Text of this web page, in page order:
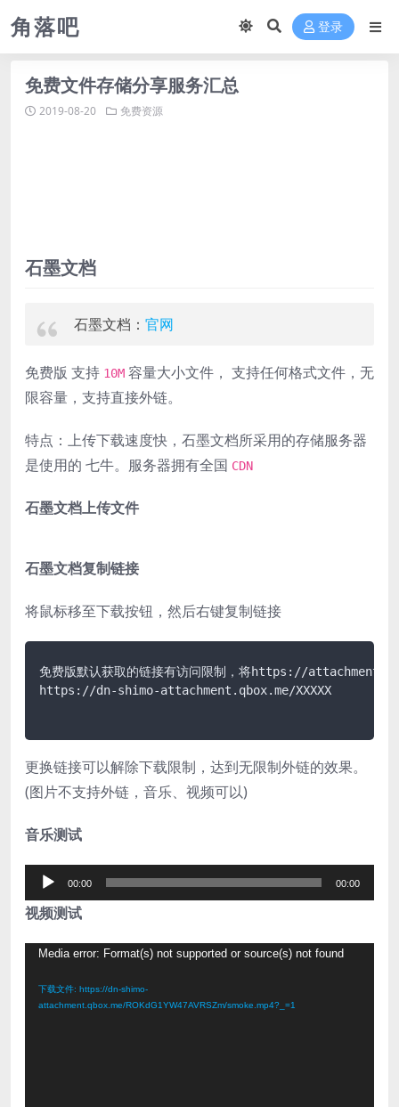
角落吧 登录
免费文件存储分享服务汇总
2019-08-20 免费资源
石墨文档
石墨文档： 官网
免费版 支持 10M 容量大小文件， 支持任何格式文件，无
限容量，支持直接外链。
特点：上传下载速度快，石墨文档所采用的存储服务器
是使用的 七牛。服务器拥有全国 CDN
石墨文档上传文件
石墨文档复制链接
将鼠标移至下载按钮，然后右键复制链接
免费版默认获取的链接有访问限制，将https://attachments-
https://dn-shimo-attachment.qbox.me/XXXXX
更换链接可以解除下载限制，达到无限制外链的效果。
(图片不支持外链，音乐、视频可以)
音乐测试
频
播
00:00 00:00
视频测试
Media error: Format(s) not supported or source(s) not found
下载文件: https://dn-shimo-
attachment.qbox.me/ROKdG1YW47AVRSZm/smoke.mp4?_=1